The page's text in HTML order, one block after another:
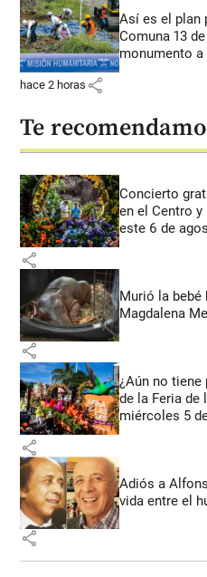
Así es el plan
Comuna 13
monumento
hace 2 horas share
Te
Concierto
en el Centro
este 6 de
share
Murió la bebé
Magdalena
share
¿Aún no tiene
de la Feria de
miércoles 5
share
Adiós a
vida entre el
share